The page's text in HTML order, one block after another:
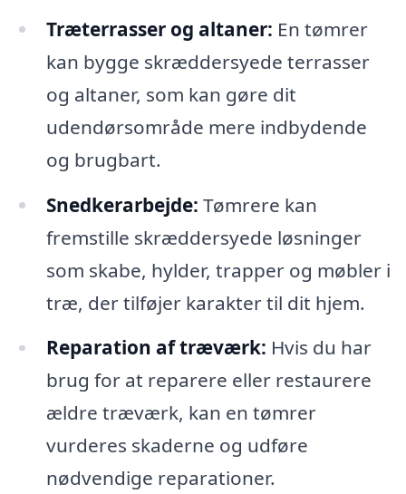
Træterrasser og altaner: En tømrer
kan bygge skræddersyede terrasser
og altaner, som kan gøre dit
udendørsområde mere indbydende
og brugbart.
Snedkerarbejde: Tømrere kan
fremstille skræddersyede løsninger
som skabe, hylder, trapper og møbler i
træ, der tilføjer karakter til dit hjem.
Reparation af træværk: Hvis du har
brug for at reparere eller restaurere
ældre træværk, kan en tømrer
vurderes skaderne og udføre
nødvendige reparationer.